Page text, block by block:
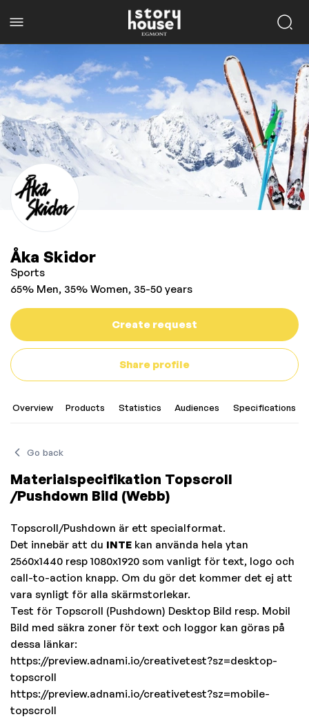
Åka Skidor
Sports
65% Men, 35% Women, 35-50 years
Create request
Share profile
Overview Products Statistics Audiences Specifications
Go back
Materialspecifikation Topscroll
/Pushdown Bild (Webb)
Topscroll/Pushdown är ett specialformat.
Det innebär att du INTE kan använda hela ytan
2560x1440 resp 1080x1920 som vanligt för text, logo och
call-to-action knapp. Om du gör det kommer det ej att
vara synligt för alla skärmstorlekar.
Test för Topscroll (Pushdown) Desktop Bild resp. Mobil
Bild med säkra zoner för text och loggor kan göras på
dessa länkar:
https://preview.adnami.io/creativetest?sz=desktop-
topscroll
https://preview.adnami.io/creativetest?sz=mobile-
topscroll